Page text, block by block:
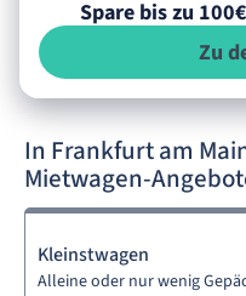
Spare bis zu
Zu
In Frankfurt am
Mietwagen-
Kleinstwagen
Alleine oder nur wenig